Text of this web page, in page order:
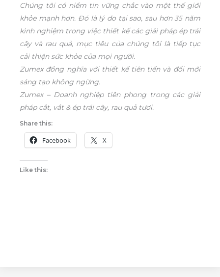
Chúng tôi có niềm tin vững chắc vào một thế giới
khỏe mạnh hơn. Đó là lý do tại sao, sau hơn 35 năm
kinh nghiệm trong việc thiết kế các giải pháp ép trái
cây và rau quả, mục tiêu của chúng tôi là tiếp tục
cải thiện sức khỏe của mọi người.
Zumex đồng nghĩa với thiết kế tiên tiến và đổi mới
sáng tạo không ngừng.
Zumex – Doanh nghiệp tiên phong trong các giải
pháp cắt, vắt & ép trái cây, rau quả tươi.
Share this:
Facebook X
Like this: